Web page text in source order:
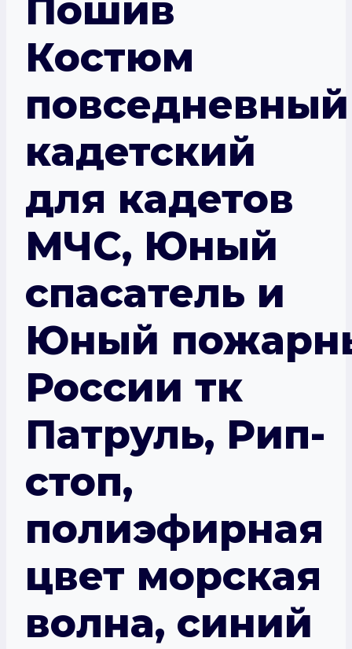
Пошив
Костюм
повседневный
кадетский
для кадетов
МЧС, Юный
спасатель и
Юный
России тк
Патруль, Рип-
стоп,
полиэфирная
цвет морская
волна, синий